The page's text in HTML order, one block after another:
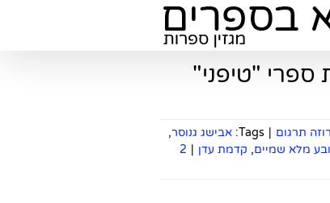
ספרי "טיפני"
תרגום |
Tags: אבישג גנוסר,
מלא שמיים, קדמת עדן |
2